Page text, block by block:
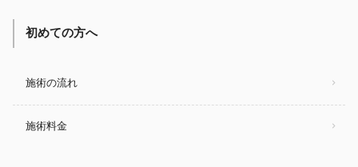
初めての方へ
施術の流れ
施術料金